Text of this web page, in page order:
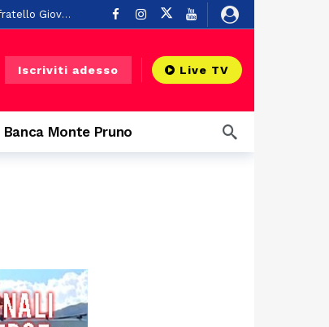
Dal Vallo di Diano alla Polizia di Stato: il giuramento di Francesco Pagliarulo, con gli alamari appuntati dal fratello Giovanni 2 ore fa
Iscriviti adesso Live TV
Banca Monte Pruno